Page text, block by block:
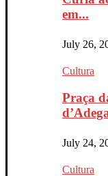
em...
July 26,
Cultura
Praça
July 24,
Cultura